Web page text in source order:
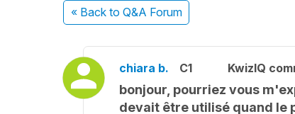
« Back to Q&A Forum
chiara b. C1 KwizIQ
bonjour, pourriez vous
devait être utilisé quand le